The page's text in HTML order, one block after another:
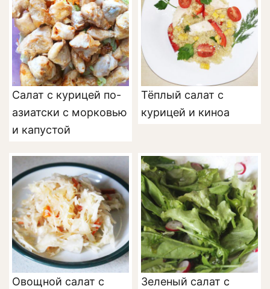
Салат с курицей по-
азиатски с морковью
и капустой
Тёплый салат с
курицей и киноа
Овощной салат с
Зеленый салат с